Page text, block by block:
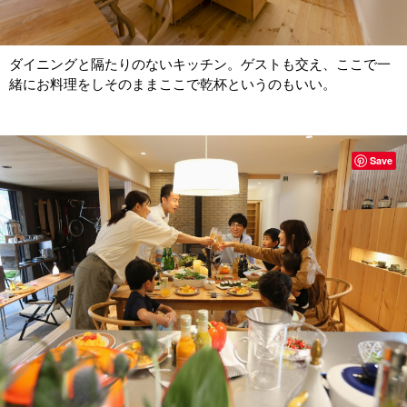
ダイニングと隔たりのないキッチン。ゲストも交え、ここで一
緒にお料理をしそのままここで乾杯というのもいい。
Save